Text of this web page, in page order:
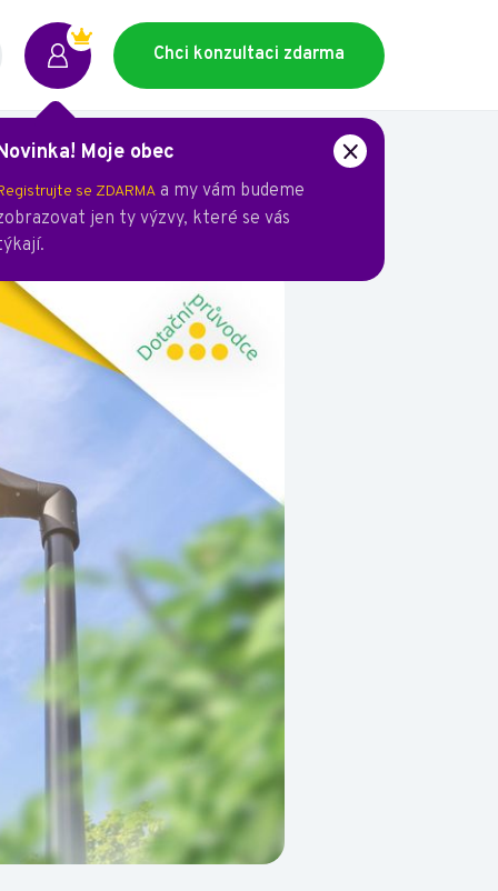
Chci konzultaci zdarma
Moje obec
se ZDARMA a my vám budeme
jen ty výzvy, které se vás
osvětlení.